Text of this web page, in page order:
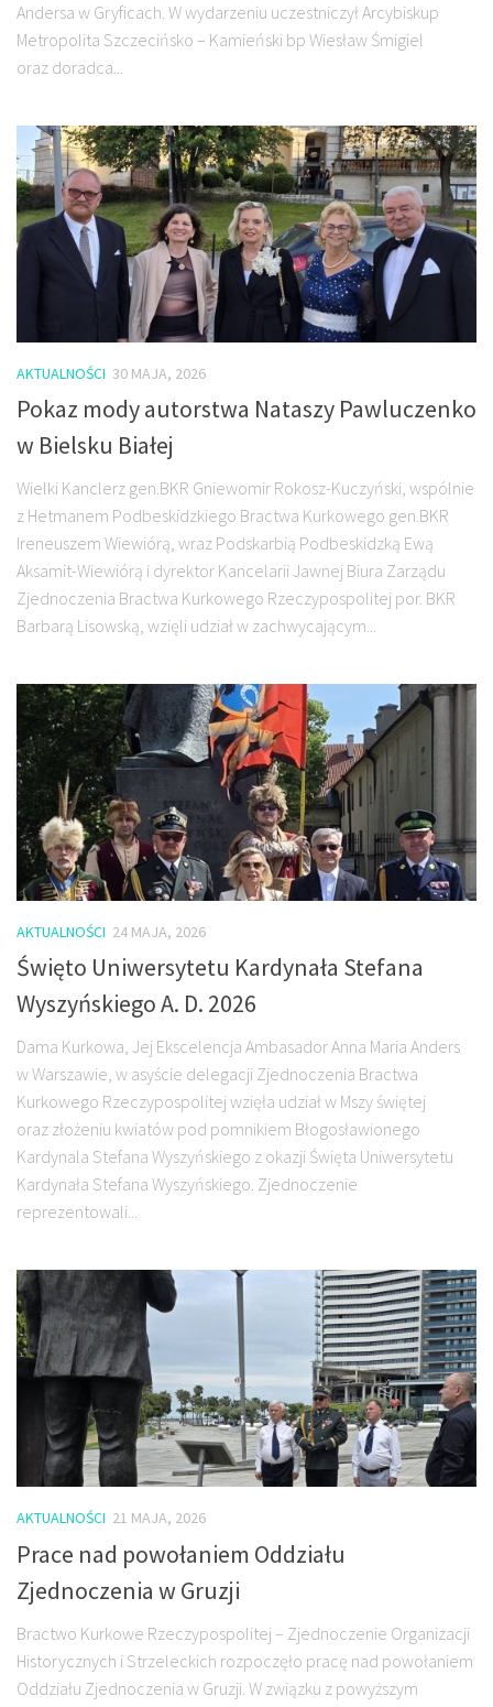
Andersa w Gryficach. W wydarzeniu uczestniczył Arcybiskup
Metropolita Szczecińsko – Kamieński bp Wiesław Śmigiel
oraz doradca...
AKTUALNOŚCI 30 MAJA, 2026
Pokaz mody autorstwa Nataszy Pawluczenko
w Bielsku Białej
Wielki Kanclerz gen.BKR Gniewomir Rokosz-Kuczyński, wspólnie
z Hetmanem Podbeskidzkiego Bractwa Kurkowego gen.BKR
Ireneuszem Wiewiórą, wraz Podskarbią Podbeskidzką Ewą
Aksamit-Wiewiórą i dyrektor Kancelarii Jawnej Biura Zarządu
Zjednoczenia Bractwa Kurkowego Rzeczypospolitej por. BKR
Barbarą Lisowską, wzięli udział w zachwycającym...
AKTUALNOŚCI 24 MAJA, 2026
Święto Uniwersytetu Kardynała Stefana
Wyszyńskiego A. D. 2026
Dama Kurkowa, Jej Ekscelencja Ambasador Anna Maria Anders
w Warszawie, w asyście delegacji Zjednoczenia Bractwa
Kurkowego Rzeczypospolitej wzięła udział w Mszy świętej
oraz złożeniu kwiatów pod pomnikiem Błogosławionego
Kardynala Stefana Wyszyńskiego z okazji Święta Uniwersytetu
Kardynała Stefana Wyszyńskiego. Zjednoczenie
reprezentowali...
AKTUALNOŚCI 21 MAJA, 2026
Prace nad powołaniem Oddziału
Zjednoczenia w Gruzji
Bractwo Kurkowe Rzeczypospolitej – Zjednoczenie Organizacji
Historycznych i Strzeleckich rozpoczęło pracę nad powołaniem
Oddziału Zjednoczenia w Gruzji. W związku z powyższym